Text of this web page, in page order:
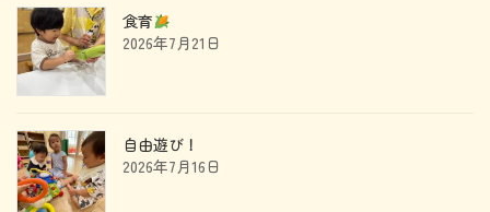
食育
2026年7月21日
自由遊び！
2026年7月16日